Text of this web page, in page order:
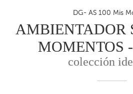
DG- AS 100 Mis
AMBIENTADOR
MOMENTOS
colección